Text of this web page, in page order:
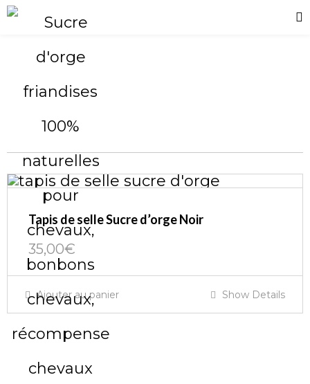
Tapis de selle Sucre d’orge Noir
35,00€
Ajouter au panier Show Details